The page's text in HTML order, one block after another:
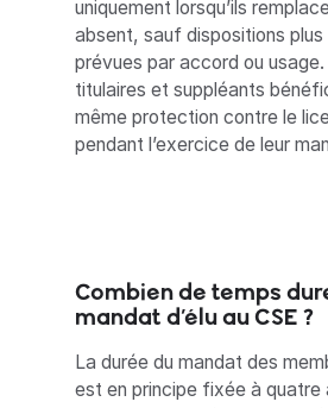
uniquement lorsqu’ils
absent, sauf dispositions
prévues par accord ou
titulaires et suppléants
même protection contre le
pendant l’exercice de leur
Combien de temps
mandat d’élu au CSE ?
La durée du mandat des
est en principe fixée à quatre